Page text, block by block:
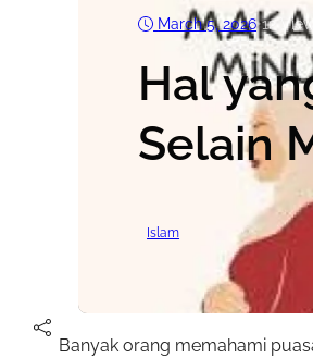
March 5, 2026•12
Hal
Selain
Islam
Banyak orang memahami